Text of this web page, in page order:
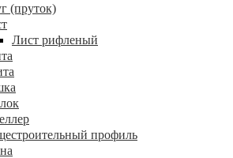
(пруток)
Лист рифленый
профиль